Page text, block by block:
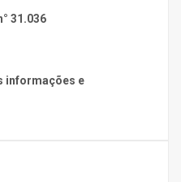
31.036
informações e